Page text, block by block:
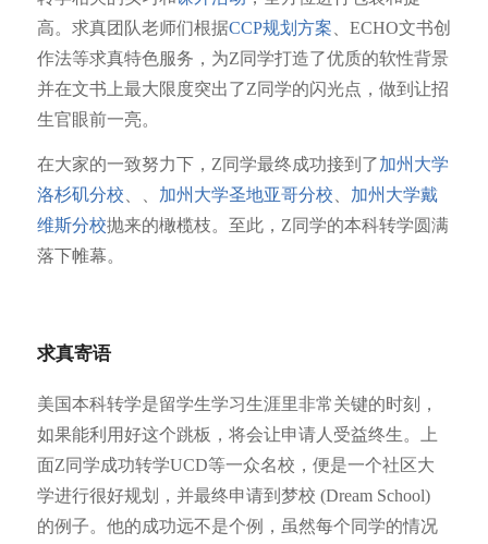
高。求真团队老师们根据CCP规划方案 、ECHO文书创
作法等求真特色服务，为Z同学打造了优质的软性背景
并在文书上最大限度突出了Z同学的闪光点，做到让招
生官眼前一亮。
在大家的一致努力下，Z同学最终成功接到了加州大学
洛杉矶分校、、 加州大学圣地亚哥分校、 加州大学戴
维斯分校抛来的橄榄枝。至此，Z同学的本科转学圆满
落下帷幕。
求真寄语
美国本科转学是留学生学习生涯里非常关键的时刻，
如果能利用好这个跳板，将会让申请人受益终生。上
面Z同学成功转学UCD等一众名校，便是一个社区大
学进行很好规划，并最终申请到梦校 (Dream School)
的例子。他的成功远不是个例，虽然每个同学的情况